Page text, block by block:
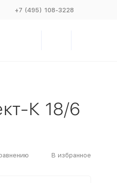
+7 (495) 108-3228
К 18/6
В избранное